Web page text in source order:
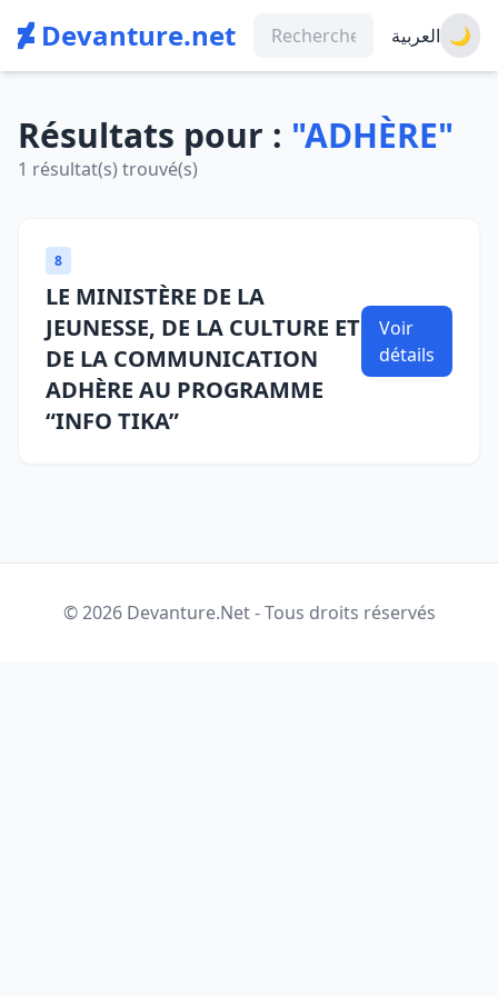
Devanture.net العربية 🌙
Résultats pour : "ADHÈRE"
1 résultat(s) trouvé(s)
8
LE MINISTÈRE DE LA
JEUNESSE, DE LA CULTURE ET
DE LA COMMUNICATION
ADHÈRE AU PROGRAMME
“INFO TIKA”
Voir
détails
© 2026 Devanture.Net - Tous droits réservés